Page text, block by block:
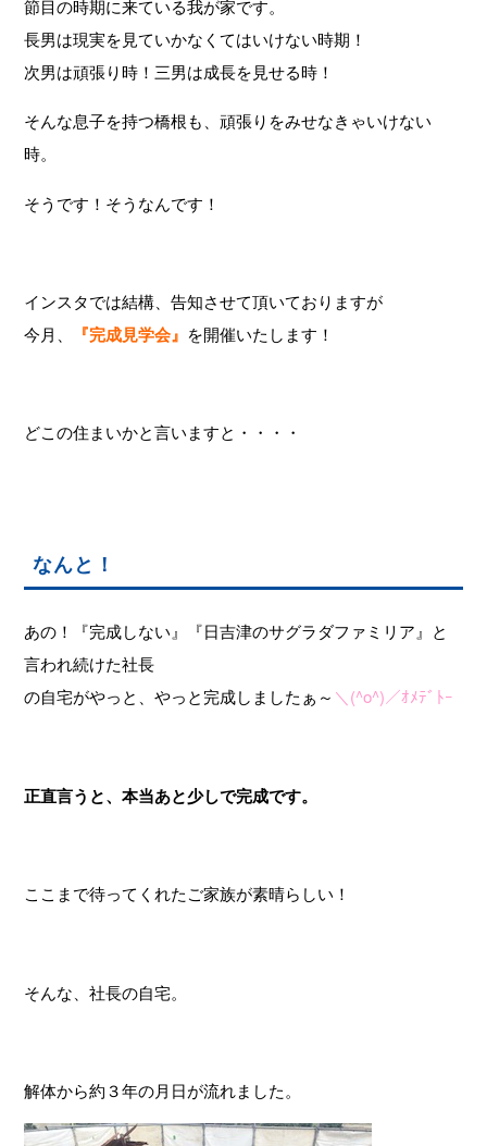
節目の時期に来ている我が家です。
長男は現実を見ていかなくてはいけない時期！
次男は頑張り時！三男は成長を見せる時！
そんな息子を持つ橋根も、頑張りをみせなきゃいけない
時。
そうです！そうなんです！
インスタでは結構、告知させて頂いておりますが
今月、
『完成見学会』 を開催いたします！
どこの住まいかと言いますと・・・・
なんと！
あの！『完成しない』『日吉津のサグラダファミリア』と
言われ続けた社長
の自宅がやっと、やっと完成しましたぁ～ ＼(^o^)／ｵﾒﾃﾞﾄｰ
正直言うと、本当あと少しで完成です。
ここまで待ってくれたご家族が素晴らしい！
そんな、社長の自宅。
解体から約３年の月日が流れました。